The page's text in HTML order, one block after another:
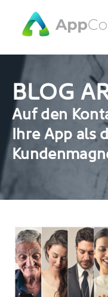
BLOG
Auf den
Ihre App als